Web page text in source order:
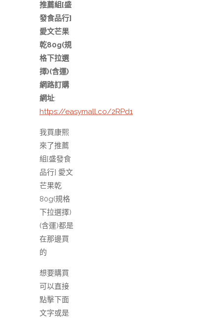
推薦組[盛
發食品行]
愛文芒果
乾80g(規
格下拉選
擇)(含運)
網路訂購
網址:
https://easymall.co/2RPd1
我買康熙
來了推薦
組[盛發食
品行] 愛文
芒果乾
80g(規格
下拉選擇)
(含運)都是
在那邊買
的
想要購買
可以直接
點擊下面
文字或是